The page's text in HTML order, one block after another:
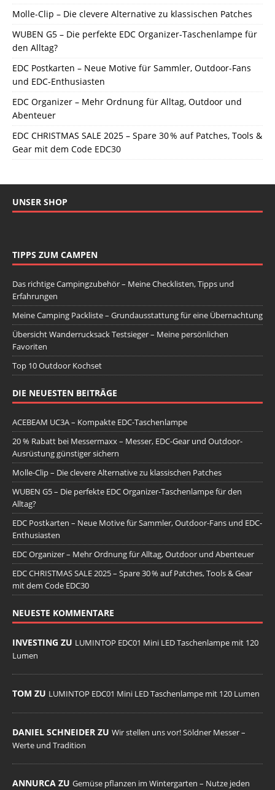
Molle-Clip – Die clevere Alternative zu klassischen Patches
WUBEN G5 – Die perfekte EDC Organizer-Taschenlampe für
den Alltag?
EDC Postkarten – Neue Motive für Sammler, Outdoor-Fans
und EDC-Enthusiasten
EDC Organizer – Mehr Ordnung für Alltag, Outdoor und
Abenteuer
EDC CHRISTMAS SALE 2025 – Spare 30 % auf Patches, Tools &
Gear mit dem Code EDC30
UNSER SHOP
TIPPS ZUM CAMPEN
Das richtige Campingzubehör – Meine Checklisten, Tipps und
Erfahrungen
Meine Camping Packliste – Grundausstattung für eine Übernachtung
Übersicht Wanderrucksack Testsieger – Meine persönlichen
Favoriten
Top 10 Outdoor Kochset
DIE NEUESTEN BEITRÄGE
ACEBEAM UC3A – Kompakte EDC-Taschenlampe
20 % Rabatt bei Messermaxx – Messer, EDC-Gear und Outdoor-
Ausrüstung günstiger sichern
Molle-Clip – Die clevere Alternative zu klassischen Patches
WUBEN G5 – Die perfekte EDC Organizer-Taschenlampe für den
Alltag?
EDC Postkarten – Neue Motive für Sammler, Outdoor-Fans und EDC-
Enthusiasten
EDC Organizer – Mehr Ordnung für Alltag, Outdoor und Abenteuer
EDC CHRISTMAS SALE 2025 – Spare 30 % auf Patches, Tools & Gear
mit dem Code EDC30
NEUESTE KOMMENTARE
INVESTING ZU LUMINTOP EDC01 Mini LED Taschenlampe mit 120
Lumen
TOM ZU LUMINTOP EDC01 Mini LED Taschenlampe mit 120 Lumen
DANIEL SCHNEIDER ZU Wir stellen uns vor! Söldner Messer –
Werte und Tradition
ANNURCA ZU Gemüse pflanzen im Wintergarten – Nutze jeden